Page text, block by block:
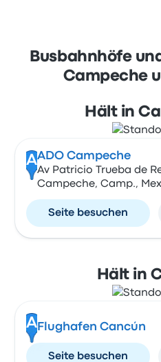
Busbahnhöfe
Campeche
Hält in
AADO Campeche
Av Patricio Trueba de
Campeche, Camp.,
Seite besuchen
Hält in
AFlughafen Cancún
Seite besuchen